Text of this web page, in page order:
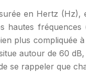
en Hertz (Hz),
hautes
plus compliquée
autour de 60
se rappeler que